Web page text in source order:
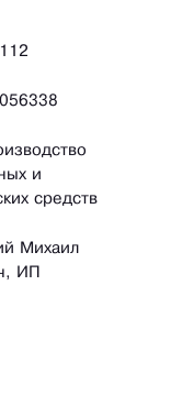
и
средств
Михаил
ИП